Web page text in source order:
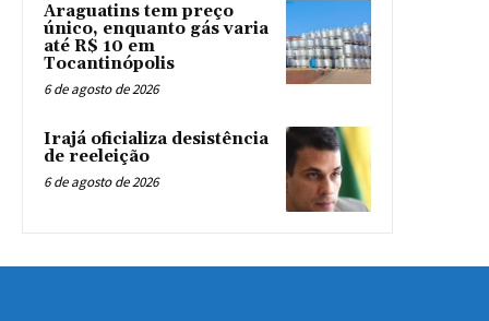
Araguatins tem preço
único, enquanto gás varia
até R$ 10 em
Tocantinópolis
6 de agosto de 2026
Irajá oficializa desistência
de reeleição
6 de agosto de 2026